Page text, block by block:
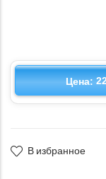
Цена:
В избранное